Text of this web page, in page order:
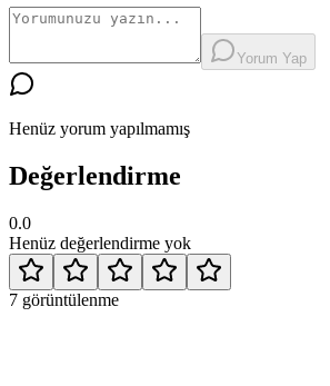
Yorum Yap
Henüz yorum yapılmamış
Değerlendirme
0.0
Henüz değerlendirme yok
7 görüntülenme